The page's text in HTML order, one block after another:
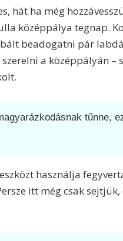
hát ha még
középpálya tegnap.
beadogatni pár
a középpályán
tűnne,
használja
itt még csak